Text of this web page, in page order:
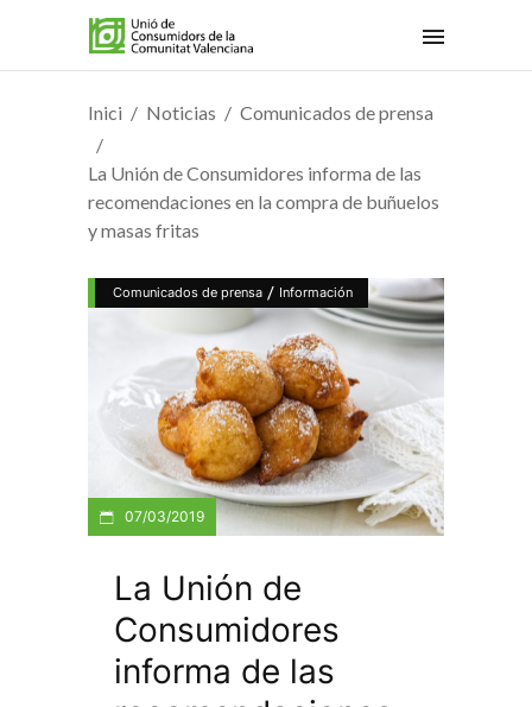
Inici Noticias Comunicados de prensa
La Unión de Consumidores informa de las
recomendaciones en la compra de buñuelos
y masas fritas
Comunicados de prensa / Información
07/03/2019
La Unión de
Consumidores
informa de las